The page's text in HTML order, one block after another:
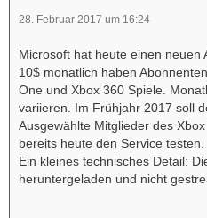
28. Februar 2017 um 16:24
Microsoft hat heute einen neuen
10$ monatlich haben
One und Xbox 360 Spiele.
variieren. Im Frühjahr 2017 soll
Ausgewählte Mitglieder des
bereits heute den Service testen.
Ein kleines technisches Detail:
heruntergeladen und nicht